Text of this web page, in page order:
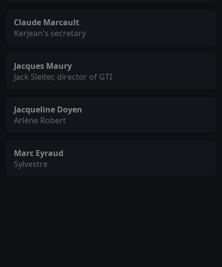
Claude Marcault
Kerjean's secretary
Jacques Maury
Jack Sleiter, director of GTI
Jacqueline Doyen
Arlène Robert
Marc Eyraud
Sylvestre